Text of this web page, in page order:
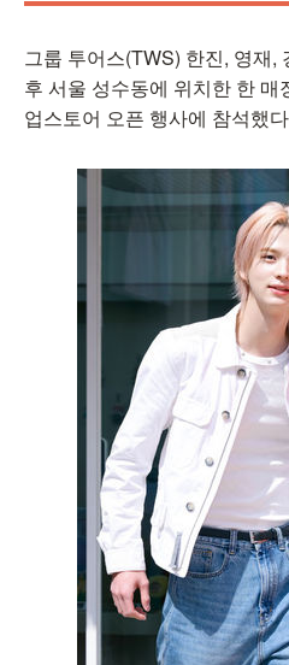
그룹 투어스(TWS) 한진, 영재,
후 서울 성수동에 위치한 한
업스토어 오픈 행사에 참석했